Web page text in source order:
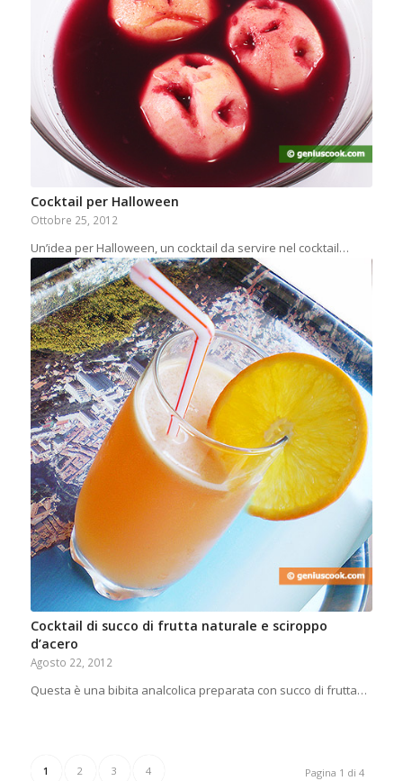
Cocktail per Halloween
Ottobre 25, 2012
Un’idea per Halloween, un cocktail da servire nel cocktail…
Cocktail di succo di frutta naturale e sciroppo
d’acero
Agosto 22, 2012
Questa è una bibita analcolica preparata con succo di frutta…
Pagina 1 di 4
1 2 3 4